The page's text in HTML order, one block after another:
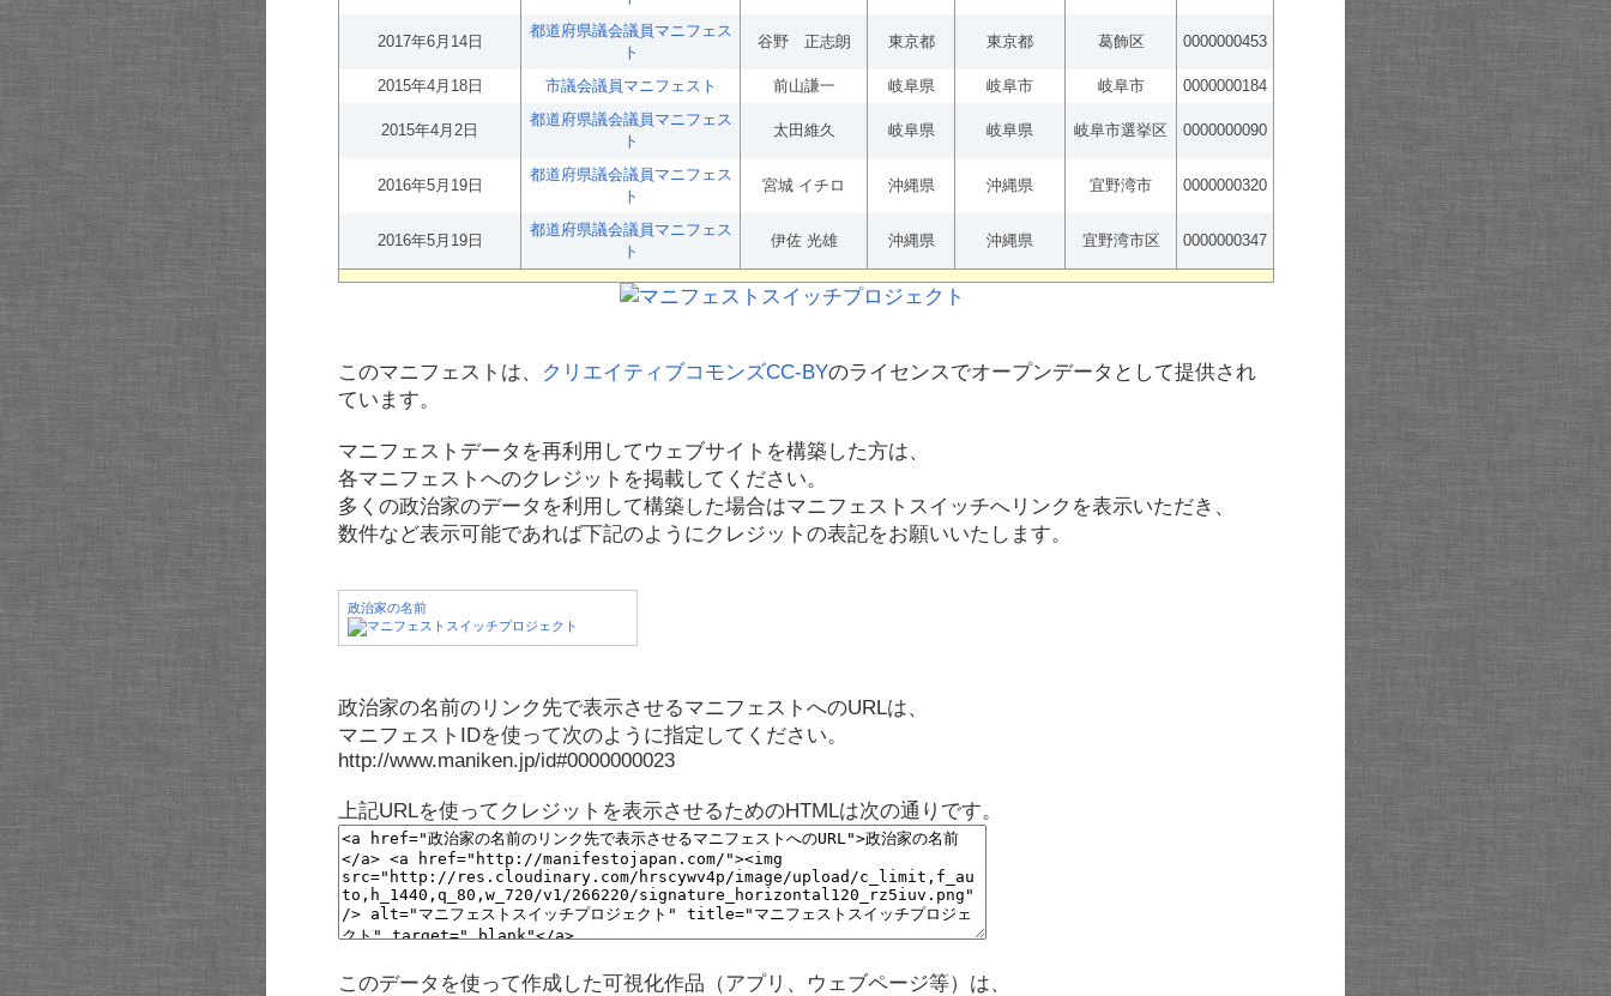
2017年6月14日
都道府県議会議員マニフェス
ト
谷野 正志朗 東京都 東京都 葛飾区 0000000453
2015年4月18日 市議会議員マニフェスト 前山謙一 岐阜県 岐阜市 岐阜市 0000000184
2015年4月2日
都道府県議会議員マニフェス
ト
太田維久 岐阜県 岐阜県 岐阜市選挙区 0000000090
2016年5月19日
都道府県議会議員マニフェス
ト
宮城 イチロ 沖縄県 沖縄県 宜野湾市 0000000320
2016年5月19日
都道府県議会議員マニフェス
ト
伊佐 光雄 沖縄県 沖縄県 宜野湾市区 0000000347
このマニフェストは、 クリエイティブコモンズCC-BYのライセンスでオープンデータとして提供され
ています。
マニフェストデータを再利用してウェブサイトを構築した方は、
各マニフェストへのクレジットを掲載してください。
多くの政治家のデータを利用して構築した場合はマニフェストスイッチへリンクを表示いただき、
数件など表示可能であれば下記のようにクレジットの表記をお願いいたします。
政治家の名前
政治家の名前のリンク先で表示させるマニフェストへのURLは、
マニフェストIDを使って次のように指定してください。
http://www.maniken.jp/id#0000000023
上記URLを使ってクレジットを表示させるためのHTMLは次の通りです。
このデータを使って作成した可視化作品（アプリ、ウェブページ等）は、